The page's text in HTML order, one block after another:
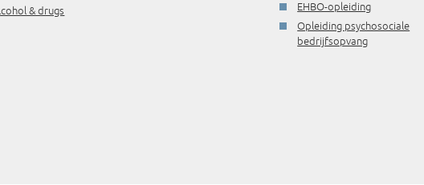
& drugs
EHBO-opleiding
Opleiding psychosociale
bedrijfsopvang